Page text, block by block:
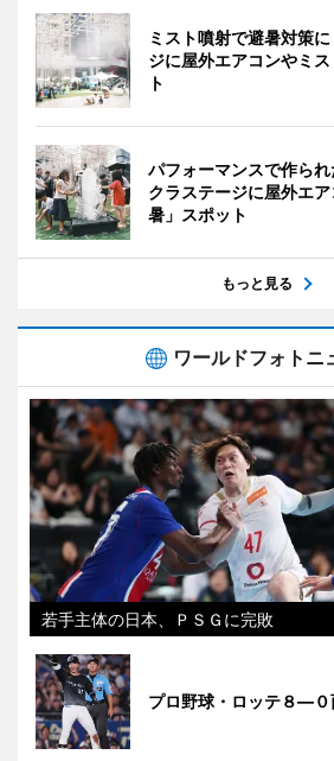
ミスト噴射で避暑対策
ジに屋外エアコンやミ
ト
パフォーマンスで作ら
クラステージに屋外エ
暑」スポット
もっと見る
ワールドフォトニ
若手主体の日本、ＰＳＧに完敗
プロ野球・ロッテ８―０